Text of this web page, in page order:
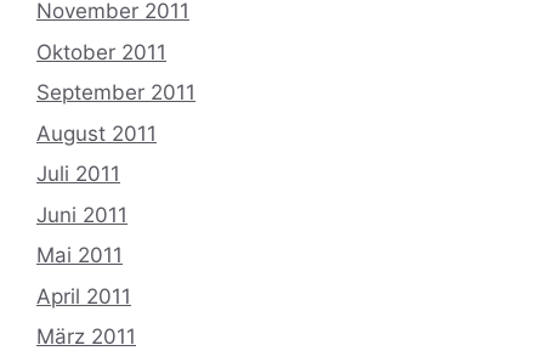
November 2011
Oktober 2011
September 2011
August 2011
Juli 2011
Juni 2011
Mai 2011
April 2011
März 2011